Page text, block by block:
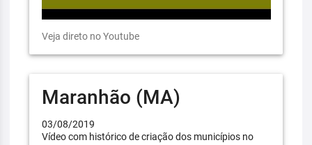
Veja direto no Youtube
Maranhão (MA)
03/08/2019
Vídeo com histórico de criação dos municípios no